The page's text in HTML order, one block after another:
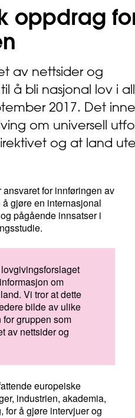
oppdrag
av nettsider og
å bli nasjonal lov i
2017. Det
om universell
og at land
for innføringen av
gjøre en internasjonal
pågående innsatser i
om
Vi tror at dette
bilde av ulike
gruppen som
av nettsider og
europeiske
industrien, akademia,
for å gjøre intervjuer og